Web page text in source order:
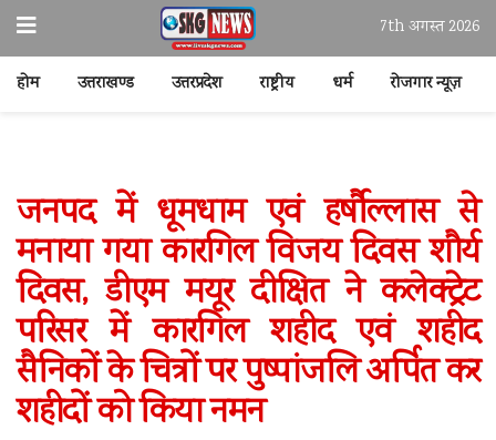
7th अगस्त 2026
होम उत्तराखण्ड उत्तरप्रदेश राष्ट्रीय धर्म रोजगार न्यूज़
जनपद में धूमधाम एवं हर्षौल्लास से
मनाया गया कारगिल विजय दिवस शौर्य
दिवस, डीएम मयूर दीक्षित ने कलेक्ट्रेट
परिसर में कारगिल शहीद एवं शहीद
सैनिकों के चित्रों पर पुष्पांजलि अर्पित कर
शहीदों को किया नमन